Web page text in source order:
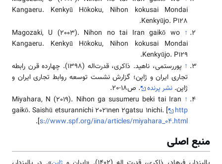
Kangaeru. Kenkyū Hōkoku, Nihon kokusai Mondai
Kenkyūjo. P128.
↑
Magozaki, U (2003). Nihon no tai Iran gaikō wo
Kangaeru. Kenkyū Hōkoku, Nihon kokusai Mondai
Kenkyūjo. P129.
↑
پوررستمی، ناهید. ذاکری، قدرت‌اله (1398). چهارده قرن رابطه
تجاری ایران و ژاپن؛ گزارش نشست توسعه روابط تجاری ایران و
ژاپن. نشر پرنده
. ص18-20.
↑
Miyahara, N (2019). Nihon ga susumeru beki tai Iran
gaikō. Saishū etsurannichi 2021nen 2gatsu 1nichi. [
http
s://www.spf.org/iina/articles/miyahara_04.html
].
منبع اصلی